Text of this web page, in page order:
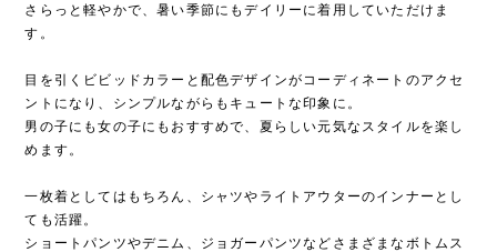
さらっと軽やかで、暑い季節にもデイリーに着用していただけま
す。
目を引くビビッドカラーと配色デザインがコーディネートのアクセ
ントになり、シンプルながらもキュートな印象に。
男の子にも女の子にもおすすめで、夏らしい元気なスタイルを楽し
めます。
一枚着としてはもちろん、シャツやライトアウターのインナーとし
ても活躍。
ショートパンツやデニム、ジョガーパンツなどさまざまなボトムス